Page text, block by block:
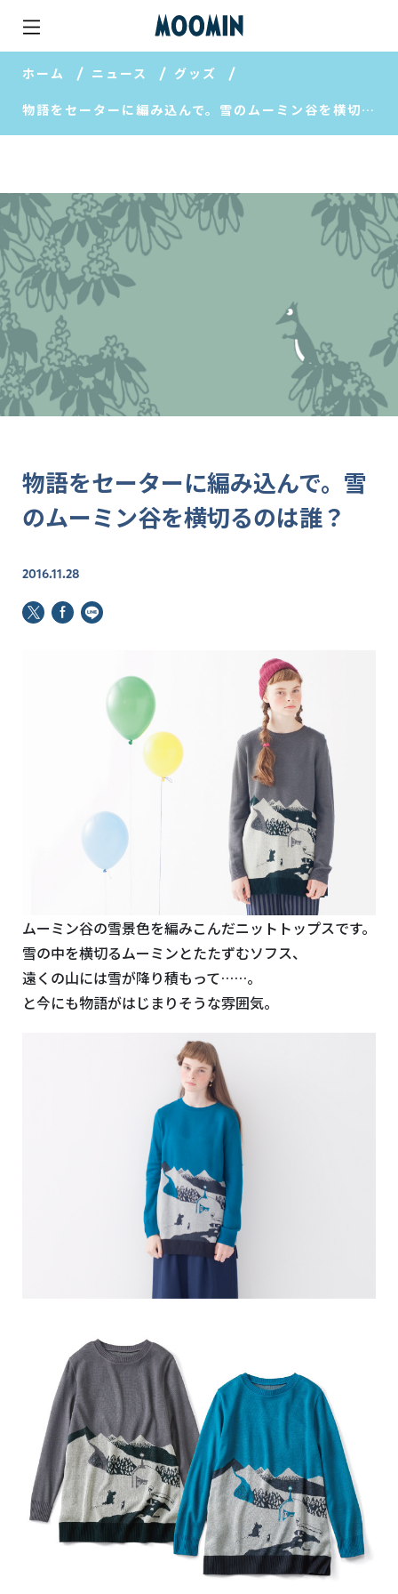
ホーム ニュース グッズ
物語をセーターに編み込んで。雪のムーミン谷を横切るのは誰？
物語をセーターに編み込んで。雪
のムーミン谷を横切るのは誰？
2016.11.28
ムーミン谷の雪景色を編みこんだニットトップスです。
雪の中を横切るムーミンとたたずむソフス、
遠くの山には雪が降り積もって……。
と今にも物語がはじまりそうな雰囲気。